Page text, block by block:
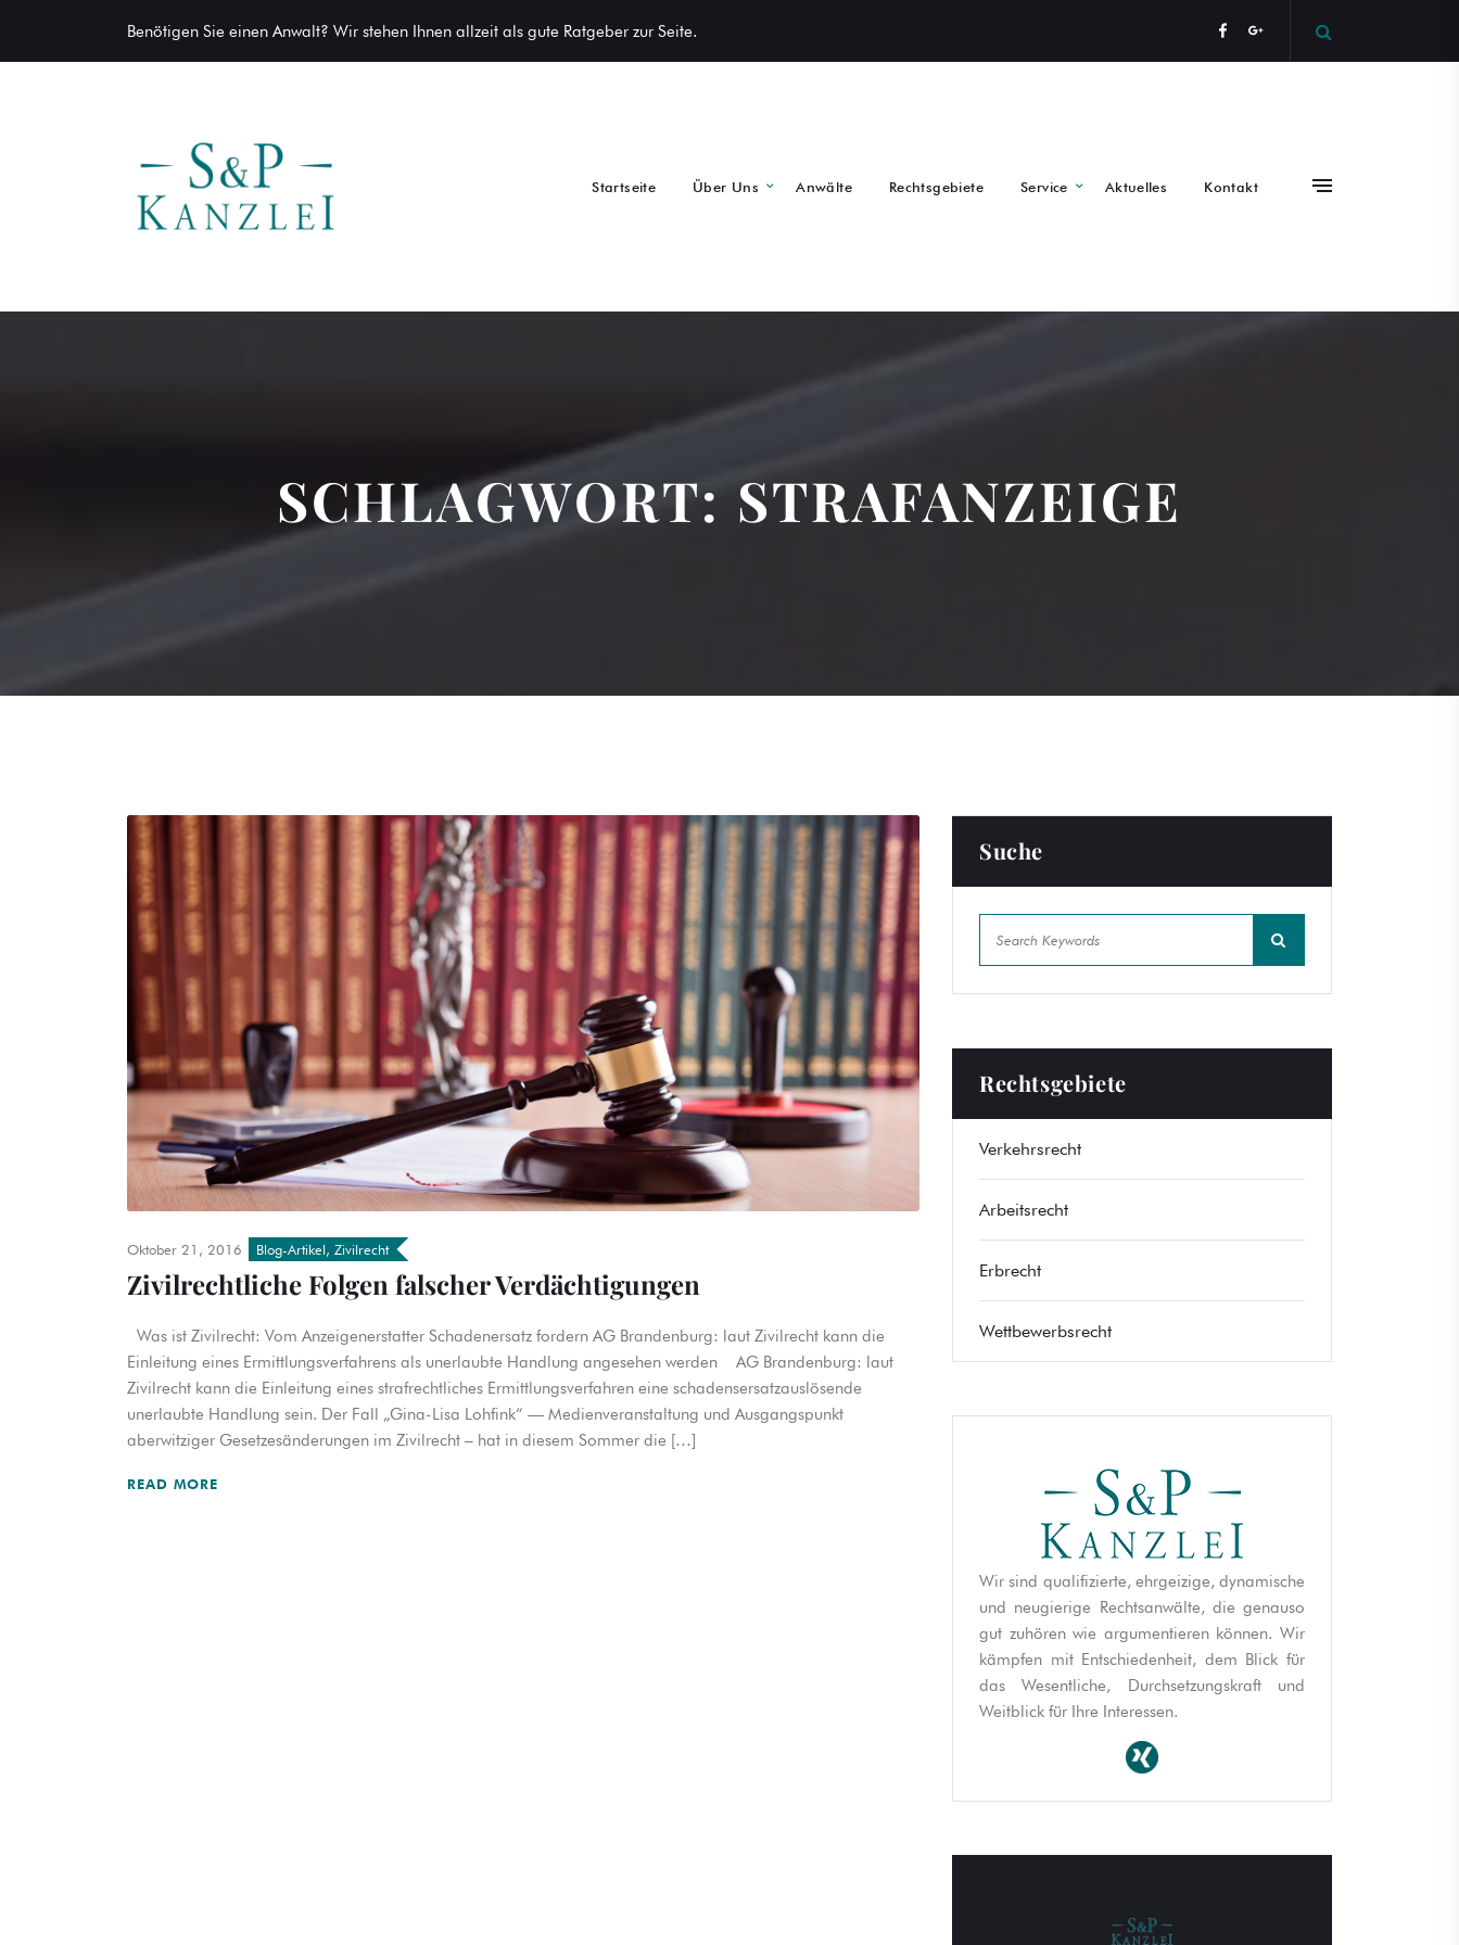
Benötigen Sie einen Anwalt? Wir stehen Ihnen allzeit als gute Ratgeber zur Seite.
Startseite Über Uns Anwälte Rechtsgebiete Service Aktuelles Kontakt
SCHLAGWORT: STRAFANZEIGE
Oktober 21, 2016 Blog-Artikel, Zivilrecht
Zivilrechtliche Folgen falscher Verdächtigungen
Was ist Zivilrecht: Vom Anzeigenerstatter Schadenersatz fordern AG Brandenburg: laut Zivilrecht kann die
Einleitung eines Ermittlungsverfahrens als unerlaubte Handlung angesehen werden AG Brandenburg: laut
Zivilrecht kann die Einleitung eines strafrechtliches Ermittlungsverfahren eine schadensersatzauslösende
unerlaubte Handlung sein. Der Fall „Gina-Lisa Lohfink“ — Medienveranstaltung und Ausgangspunkt
aberwitziger Gesetzesänderungen im Zivilrecht – hat in diesem Sommer die […]
READ MORE
Suche
Rechtsgebiete
Verkehrsrecht
Arbeitsrecht
Erbrecht
Wettbewerbsrecht
Wir sind qualifizierte, ehrgeizige, dynamische
und neugierige Rechtsanwälte, die genauso
gut zuhören wie argumentieren können. Wir
kämpfen mit Entschiedenheit, dem Blick für
das Wesentliche, Durchsetzungskraft und
Weitblick für Ihre Interessen.